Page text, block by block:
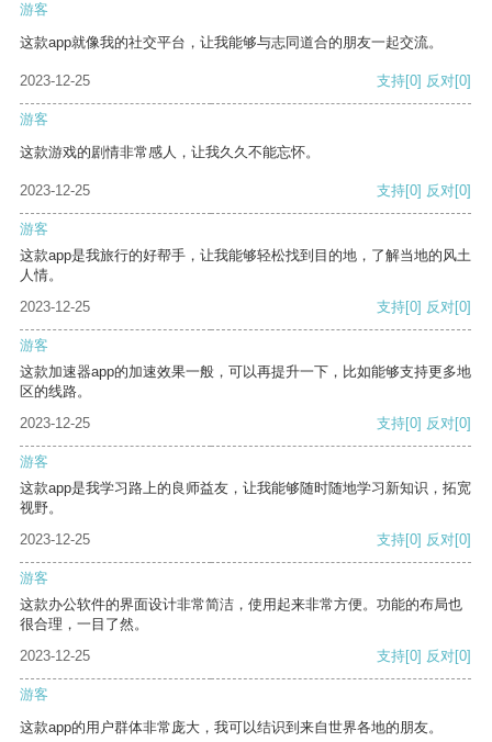
游客
这款app就像我的社交平台，让我能够与志同道合的朋友一起交流。
2023-12-25 支持[0] 反对[0]
游客
这款游戏的剧情非常感人，让我久久不能忘怀。
2023-12-25 支持[0] 反对[0]
游客
这款app是我旅行的好帮手，让我能够轻松找到目的地，了解当地的风土
人情。
2023-12-25
支持[0] 反对[0]
游客
这款加速器app的加速效果一般，可以再提升一下，比如能够支持更多地
区的线路。
2023-12-25
支持[0] 反对[0]
游客
这款app是我学习路上的良师益友，让我能够随时随地学习新知识，拓宽
视野。
2023-12-25
支持[0] 反对[0]
游客
这款办公软件的界面设计非常简洁，使用起来非常方便。功能的布局也
很合理，一目了然。
2023-12-25
支持[0] 反对[0]
游客
这款app的用户群体非常庞大，我可以结识到来自世界各地的朋友。